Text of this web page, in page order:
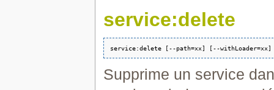
service:delete
Supprime un service